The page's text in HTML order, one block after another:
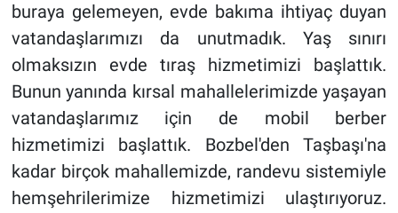
buraya gelemeyen, evde bakıma ihtiyaç duyan
vatandaşlarımızı da unutmadık. Yaş sınırı
olmaksızın evde tıraş hizmetimizi başlattık.
Bunun yanında kırsal mahallelerimizde yaşayan
vatandaşlarımız için de mobil berber
hizmetimizi başlattık. Bozbel'den Taşbaşı'na
kadar birçok mahallemizde, randevu sistemiyle
hemşehrilerimize hizmetimizi ulaştırıyoruz.